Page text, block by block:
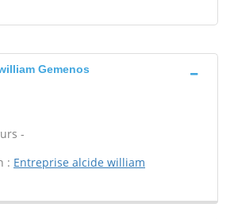
Gemenos
-
: Entreprise alcide william